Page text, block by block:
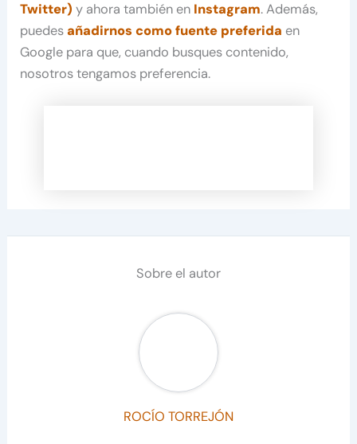
Twitter) y ahora también en Instagram. Además,
puedesañadirnos como fuente preferida en
Google para que, cuando busques contenido,
nosotros tengamos preferencia.
Sobre el autor
ROCÍO TORREJÓN